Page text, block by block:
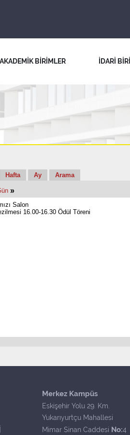
AKADEMİK BİRİMLER İDARİ
Hafta Ay Arama
»
Salon
16.00-16.30 Ödül Töreni
Merkez Kampüs
Eskişehir Yolu 29. Km.
Yukarıyurtçu Mahallesi
Mimar Sinan Caddesi No:4